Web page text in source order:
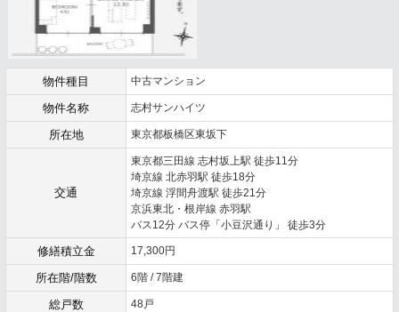
物件種目 中古マンション
物件名称 志村サンハイツ
所在地 東京都板橋区東坂下
交通
東京都三田線 志村坂上駅 徒歩11分
埼京線 北赤羽駅 徒歩18分
埼京線 浮間舟渡駅 徒歩21分
京浜東北・根岸線 赤羽駅
バス12分 バス停「小豆沢通り」 徒歩3分
修繕積立金 17,300円
所在階/階数 6階 / 7階建
総戸数 48戸